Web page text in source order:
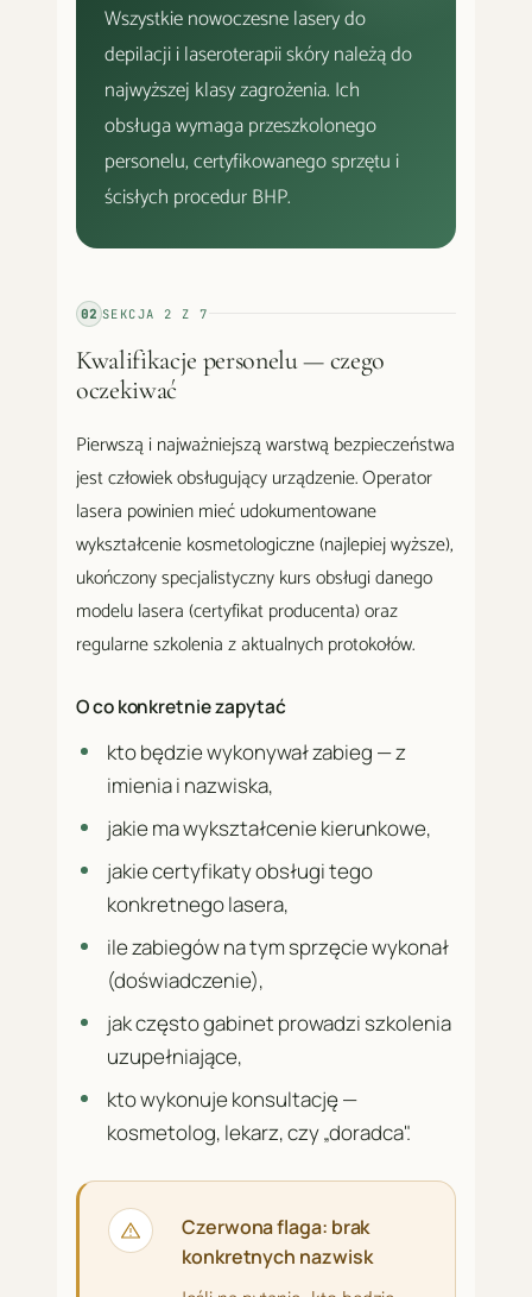
Wszystkie nowoczesne lasery do
depilacji i laseroterapii skóry należą do
najwyższej klasy zagrożenia. Ich
obsługa wymaga przeszkolonego
personelu, certyfikowanego sprzętu i
ścisłych procedur BHP.
02 SEKCJA 2 Z7
Kwalifikacje personelu — czego
oczekiwać
Pierwszą i najważniejszą warstwą bezpieczeństwa
jest człowiek obsługujący urządzenie. Operator
lasera powinien mieć udokumentowane
wykształcenie kosmetologiczne (najlepiej wyższe),
ukończony specjalistyczny kurs obsługi danego
modelu lasera (certyfikat producenta) oraz
regularne szkolenia z aktualnych protokołów.
O co konkretnie zapytać
kto będzie wykonywał zabieg — z
imienia i nazwiska,
jakie ma wykształcenie kierunkowe,
jakie certyfikaty obsługi tego
konkretnego lasera,
ile zabiegów na tym sprzęcie wykonał
(doświadczenie),
jak często gabinet prowadzi szkolenia
uzupełniające,
kto wykonuje konsultację —
kosmetolog, lekarz, czy „doradca".
Czerwona flaga: brak
konkretnych nazwisk